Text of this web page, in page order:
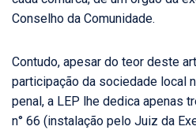
Conselho da Comunidade.
Contudo, apesar do teor deste
participação da sociedade local
penal, a LEP lhe dedica apenas
n° 66 (instalação pelo Juiz da